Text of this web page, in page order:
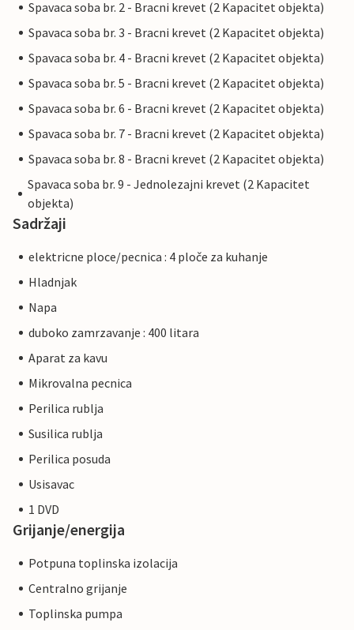
Spavaca soba br. 2 - Bracni krevet (2 Kapacitet objekta)
Spavaca soba br. 3 - Bracni krevet (2 Kapacitet objekta)
Spavaca soba br. 4 - Bracni krevet (2 Kapacitet objekta)
Spavaca soba br. 5 - Bracni krevet (2 Kapacitet objekta)
Spavaca soba br. 6 - Bracni krevet (2 Kapacitet objekta)
Spavaca soba br. 7 - Bracni krevet (2 Kapacitet objekta)
Spavaca soba br. 8 - Bracni krevet (2 Kapacitet objekta)
Spavaca soba br. 9 - Jednolezajni krevet (2 Kapacitet
objekta)
Sadržaji
elektricne ploce/pecnica : 4 ploče za kuhanje
Hladnjak
Napa
duboko zamrzavanje : 400 litara
Aparat za kavu
Mikrovalna pecnica
Perilica rublja
Susilica rublja
Perilica posuda
Usisavac
1 DVD
Grijanje/energija
Potpuna toplinska izolacija
Centralno grijanje
Toplinska pumpa